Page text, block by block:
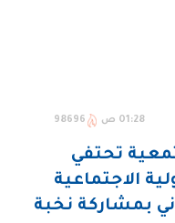
01:28 ص 98696
تحتفي
الاجتماعية
بمشاركة نخبة